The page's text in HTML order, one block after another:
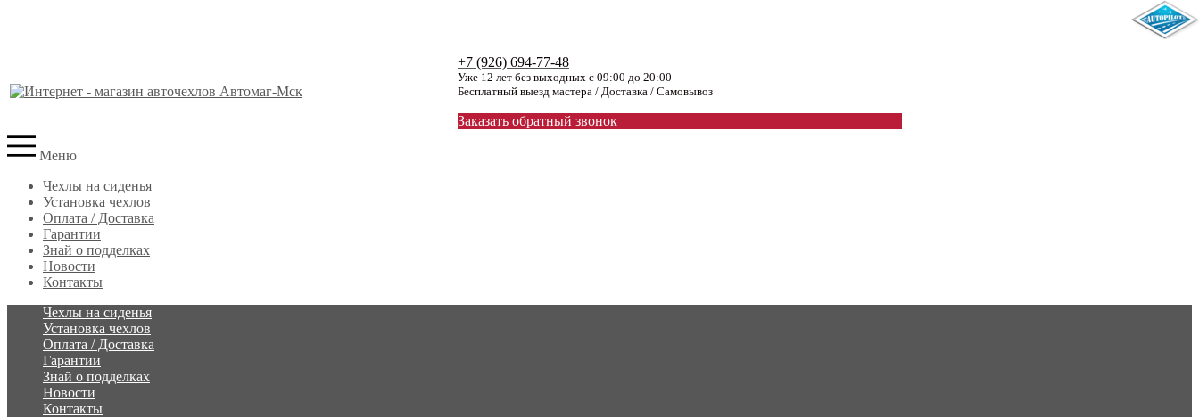
+7 (926) 694-77-48
Уже 12 лет без выходных с 09:00 до 20:00
Бесплатный выезд мастера / Доставка / Самовывоз
Заказать обратный звонок
Меню
Чехлы на сиденья
Установка чехлов
Оплата / Доставка
Гарантии
Знай о подделках
Новости
Контакты
Чехлы на сиденья
Установка чехлов
Оплата / Доставка
Гарантии
Знай о подделках
Новости
Контакты